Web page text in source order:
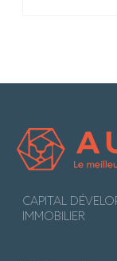
CAPITAL
IMMOBILIER